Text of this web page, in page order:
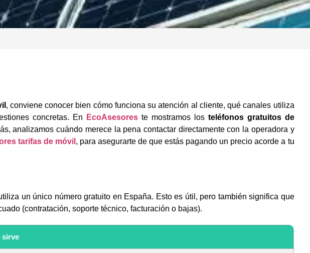
, conviene conocer bien cómo funciona su atención al cliente, qué canales utiliza
concretas. En
EcoAsesoreste mostramos los teléfonos gratuitos de
analizamos cuándo merece la pena contactar directamente con la operadora y
tarifas de móvil , para asegurarte de que estás pagando un precio acorde a tu
un único número gratuito en España. Esto es útil, pero también significa que
(contratación, soporte técnico, facturación o bajas).
sirve